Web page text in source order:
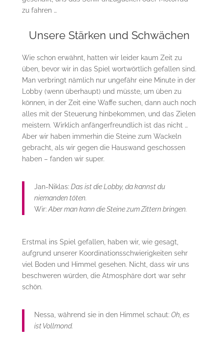
zu fahren …
Unsere Stärken und Schwächen
Wie schon erwähnt, hatten wir leider kaum Zeit zu
üben, bevor wir in das Spiel wortwörtlich gefallen sind.
Man verbringt nämlich nur ungefähr eine Minute in der
Lobby (wenn überhaupt) und müsste, um üben zu
können, in der Zeit eine Waffe suchen, dann auch noch
alles mit der Steuerung hinbekommen, und das Zielen
meistern. Wirklich anfängerfreundlich ist das nicht …
Aber wir haben immerhin die Steine zum Wackeln
gebracht, als wir gegen die Hauswand geschossen
haben – fanden wir super.
Jan-Niklas: Das ist die Lobby, da kannst du
niemanden töten.
Wir:Aber man kann die Steine zum Zittern bringen.
Erstmal ins Spiel gefallen, haben wir, wie gesagt,
aufgrund unserer Koordinationsschwierigkeiten sehr
viel Boden und Himmel gesehen. Nicht, dass wir uns
beschweren würden, die Atmosphäre dort war sehr
schön.
Nessa, während sie in den Himmel schaut: Oh, es
ist Vollmond.